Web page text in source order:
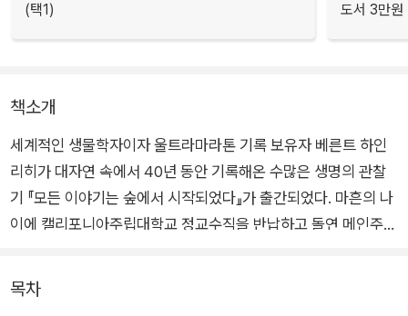
(택1)
도서 3만원
책소개
세계적인 생물학자이자 울트라마라톤 기록 보유자 베른트 하인
리히가 대자연 속에서 40년 동안 기록해온 수많은 생명의 관찰
기 『모든 이야기는 숲에서 시작되었다』가 출간되었다. 마흔의 나
이에 캘리포니아주립대학교 정교수직을 반납하고 돌연 메인주
갖 생물을 탐구하며 독자적인 연구를 이어갔다. 『모든 이야기는
숲에서 시작되었다』는 그가 평생토록 숲에서 만난 모든 생명에
목차